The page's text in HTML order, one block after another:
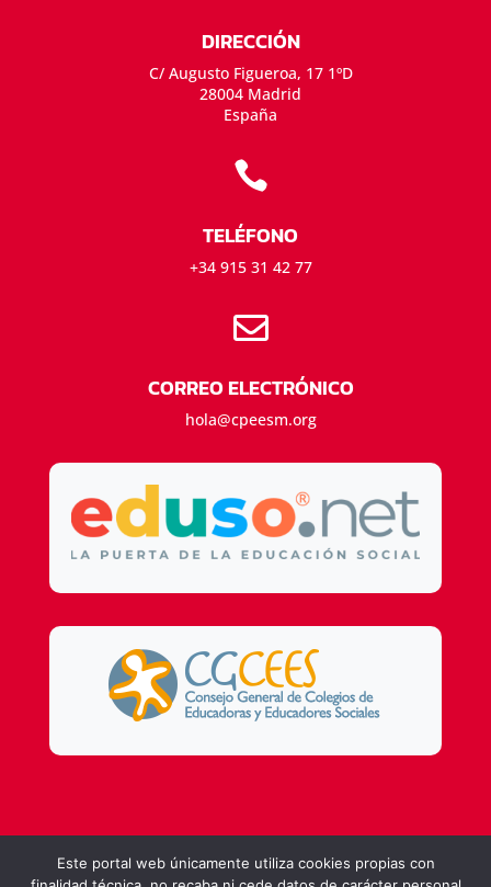
DIRECCIÓN
C/ Augusto Figueroa, 17 1ºD
28004 Madrid
España

TELÉFONO
+34 915 31 42 77

CORREO ELECTRÓNICO
hola@cpeesm.org
Este portal web únicamente utiliza cookies propias con